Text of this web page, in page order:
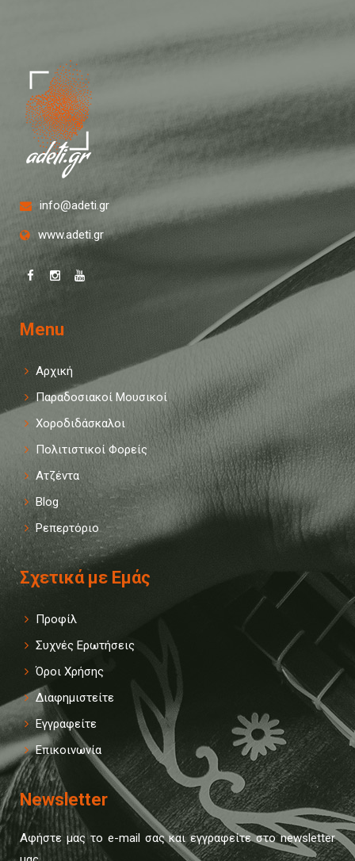
info@adeti.gr
www.adeti.gr
Menu
Αρχική
Παραδοσιακοί Μουσικοί
Χοροδιδάσκαλοι
Πολιτιστικοί Φορείς
Ατζέντα
Blog
Ρεπερτόριο
Σχετικά με Εμάς
Προφίλ
Συχνές Ερωτήσεις
Όροι Χρήσης
Διαφημιστείτε
Εγγραφείτε
Επικοινωνία
Newsletter
Αφήστε μας το e-mail σας και εγγραφείτε στο newsletter